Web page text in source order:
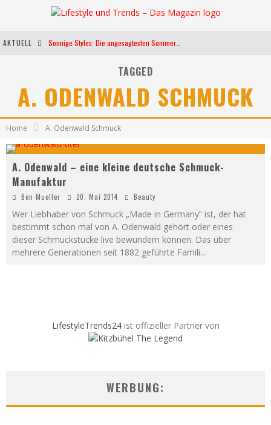
AKTUELL
Weltfrauentag - Eine Feier der Weiblichkeit
Kann unsere Ernährung das biologische Altern verlangsamen?
TAGGED
A. ODENWALD SCHMUCK
Home A. Odenwald Schmuck
A. Odenwald – eine kleine deutsche Schmuck-
Manufaktur
Ben Mueller 20. Mai 2014 Beauty
Wer Liebhaber von Schmuck „Made in Germany“ ist, der hat
bestimmt schon mal von A. Odenwald gehört oder eines
dieser Schmuckstücke live bewundern können. Das über
mehrere Generationen seit 1882 geführte Famili...
LifestyleTrends24ist offizieller Partner von
WERBUNG: